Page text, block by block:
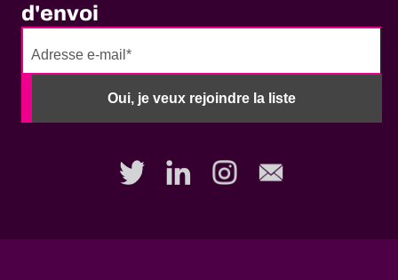
d'envoi
Oui, je veux rejoindre la liste
No
fill